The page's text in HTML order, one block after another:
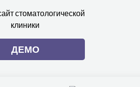
стоматологической
клиники
ДЕМО